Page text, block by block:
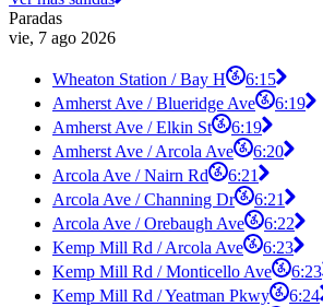
Paradas
vie, 7 ago 2026
Wheaton Station / Bay H
6:15
Amherst Ave / Blueridge Ave
6:19
Amherst Ave / Elkin St
6:19
Amherst Ave / Arcola Ave
6:20
Arcola Ave / Nairn Rd
6:21
Arcola Ave / Channing Dr
6:21
Arcola Ave / Orebaugh Ave
6:22
Kemp Mill Rd / Arcola Ave
6:23
Kemp Mill Rd / Monticello Ave
6:23
Kemp Mill Rd / Yeatman Pkwy
6:24